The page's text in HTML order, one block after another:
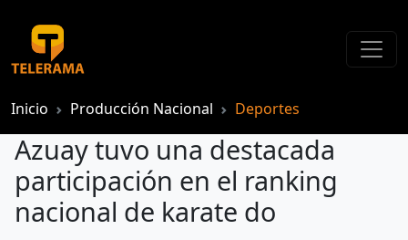
Inicio Producción Nacional Deportes
Azuay tuvo una destacada
participación en el ranking
nacional de karate do